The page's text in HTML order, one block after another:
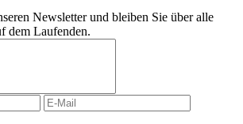
Newsletter und bleiben Sie über alle
dem Laufenden.